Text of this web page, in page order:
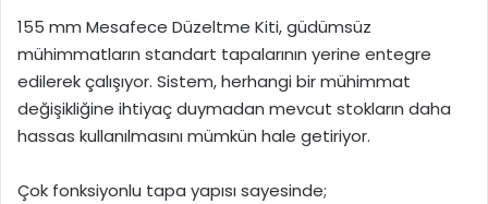
155 mm Mesafece Düzeltme Kiti, güdümsüz
mühimmatların standart tapalarının yerine entegre
edilerek çalışıyor. Sistem, herhangi bir mühimmat
değişikliğine ihtiyaç duymadan mevcut stokların daha
hassas kullanılmasını mümkün hale getiriyor.
Çok fonksiyonlu tapa yapısı sayesinde;